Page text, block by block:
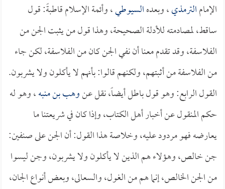
الإمامالترمذي، وبعدهالسيوطي، وأئمة الإسلام قاطبةً: قول
ساقط، لمصادمته للأدلة الصحيحة، وهذا قول من يثبت الجن من
الفلاسفة، وقد تقدم معنا أن نفي الجن كان من الفلاسفة، لكن جاء
من الفلاسفة من أثبتهم، ولكنهم قالوا: بأنهم لا يأكلون ولا يشربون.
القول الرابع: وهو قول باطل أيضاً، نقل عنوهب بن منبه، وهو له
حكم المنقول عن أخبار أهل الكتاب، وإذا كان في شريعتنا ما
يعارضه فهو مردود عليه، وخلاصة هذا القول: أن الجن على صنفين:
جن خالص، وهؤلاء هم الذين لا يأكلون ولا يشربون، وجن ليسوا
من الجن الخالص، إنما هم من الغول، والسعالى، وبعض أنواع الجان،